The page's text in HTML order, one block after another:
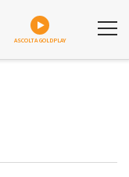
ASCOLTA GOLDPLAY